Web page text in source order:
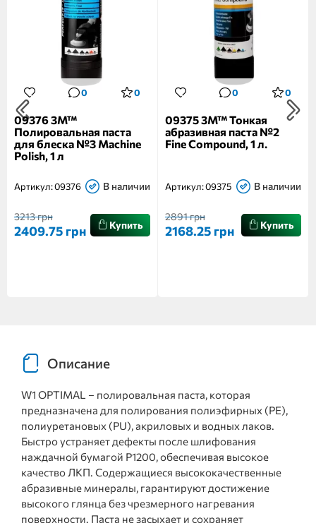
0 0
09376 3M™
Полировальная паста
для блеска №3 Machine
Polish, 1 л
Артикул:09376 В наличии
3213 грн
2409.75 грн Купить
0 0
09375 3M™ Тонкая
абразивная паста №2
Fine Compound, 1 л.
Артикул:09375 В наличии
2891 грн
2168.25 грн Купить
Описание
W1 OPTIMAL – полировальная паста, которая
предназначена для полирования полиэфирных (PE),
полиуретановых (PU), акриловых и водных лаков.
Быстро устраняет дефекты после шлифования
наждачной бумагой Р1200, обеспечивая высокое
качество ЛКП. Содержащиеся высококачественные
абразивные минералы, гарантируют достижение
высокого глянца без чрезмерного нагревания
поверхности. Паста не засыхает и сохраняет